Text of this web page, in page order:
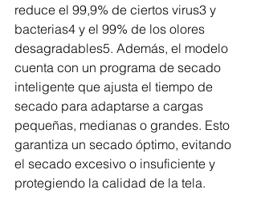
reduce el 99,9% de ciertos virus3 y
bacterias4 y el 99% de los olores
desagradables5. Además, el modelo
cuenta con un programa de secado
inteligente que ajusta el tiempo de
secado para adaptarse a cargas
pequeñas, medianas o grandes. Esto
garantiza un secado óptimo, evitando
el secado excesivo o insuficiente y
protegiendo la calidad de la tela.